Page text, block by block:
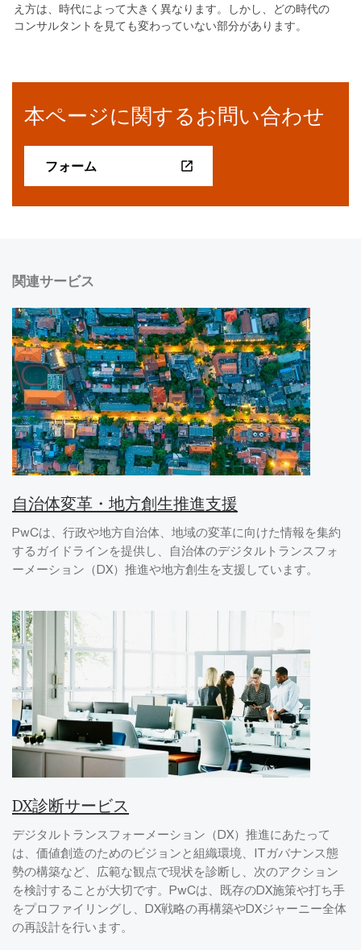
え方は、時代によって大きく異なります。しかし、どの時代の
コンサルタントを見ても変わっていない部分があります。
本ページに関するお問い合わせ
フォーム
関連サービス
自治体変革・地方創生推進支援
PwCは、行政や地方自治体、地域の変革に向けた情報を集約
するガイドラインを提供し、自治体のデジタルトランスフォ
ーメーション（DX）推進や地方創生を支援しています。
DX診断サービス
デジタルトランスフォーメーション（DX）推進にあたって
は、価値創造のためのビジョンと組織環境、ITガバナンス態
勢の構築など、広範な観点で現状を診断し、次のアクション
を検討することが大切です。PwCは、既存のDX施策や打ち手
をプロファイリングし、DX戦略の再構築やDXジャーニー全体
の再設計を行います。